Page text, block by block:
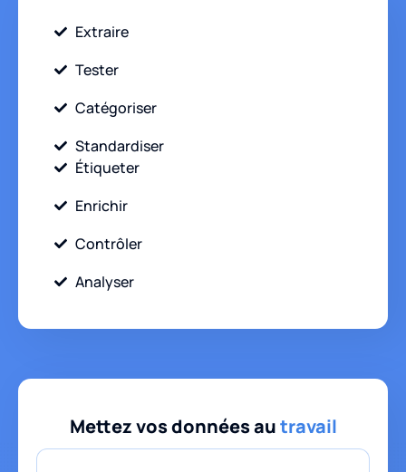
Extraire
Tester
Catégoriser
Standardiser
Étiqueter
Enrichir
Contrôler
Analyser
Mettez vos données autravail